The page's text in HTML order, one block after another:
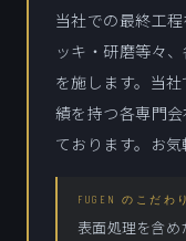
当社での最終工
ッキ・研磨等々
を施します。当
績を持つ各専門
ております。お気
FUGEN のこだわり
表面処理を含